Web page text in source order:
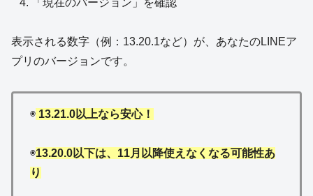
表示される数字（例：13.20.1など）が、あなたのLINEア
プリのバージョンです。
◉ 13.21.0以上なら安心！
◉13.20.0以下は、11月以降使えなくなる可能性あ
り